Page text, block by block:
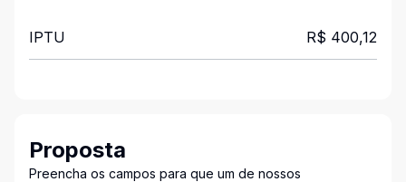
IPTU R$ 400,12
Proposta
Preencha os campos para que um de nossos